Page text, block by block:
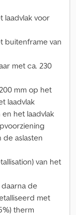
laadvlak voor
buitenframe van
met ca. 230
mm op het
laadvlak
het laadvlak
de aslasten
van het
de
met
therm